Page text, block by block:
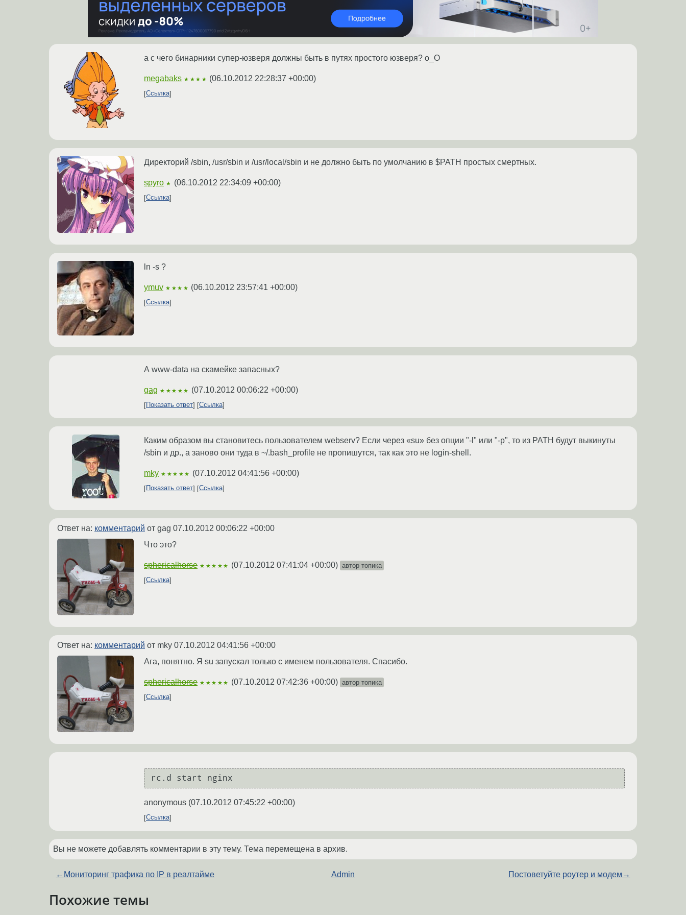
а с чего бинарники супер-юзверя должны быть в путях простого юзверя? о_О
megabaks ★★★★ (06.10.2012 22:28:37 +00:00)
Ссылка
Директорий /sbin, /usr/sbin и /usr/local/sbin и не должно быть по умолчанию в $PATH простых смертных.
spyro ★ (06.10.2012 22:34:09 +00:00)
Ссылка
ln -s ?
ymuv ★★★★ (06.10.2012 23:57:41 +00:00)
Ссылка
А www-data на скамейке запасных?
gag ★★★★★ (07.10.2012 00:06:22 +00:00)
Показать ответ Ссылка
Каким образом вы становитесь пользователем webserv? Если через «su» без опции "-l" или "-p", то из PATH будут выкинуты
/sbin и др., а заново они туда в ~/.bash_profile не пропишутся, так как это не login-shell.
mky ★★★★★ (07.10.2012 04:41:56 +00:00)
Показать ответ Ссылка
Ответ на: комментарий от gag 07.10.2012 00:06:22 +00:00
Что это?
sphericalhorse ★★★★★ (07.10.2012 07:41:04 +00:00) автор топика
Ссылка
Ответ на: комментарий от mky 07.10.2012 04:41:56 +00:00
Ага, понятно. Я su запускал только с именем пользователя. Спасибо.
sphericalhorse ★★★★★ (07.10.2012 07:42:36 +00:00) автор топика
Ссылка
anonymous (07.10.2012 07:45:22 +00:00)
Ссылка
Вы не можете добавлять комментарии в эту тему. Тема перемещена в архив.
← Мониторинг трафика по IP в реалтайме Admin Постоветуйте роутер и модем →
Похожие темы